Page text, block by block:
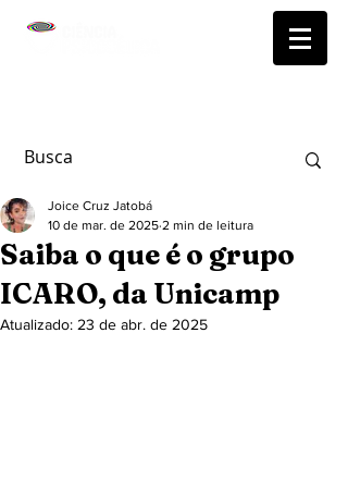
Saiba o que é o grupo
ICARO, da Unicamp
Joice Cruz Jatobá
10 de mar. de 2025 2 min de leitura
Atualizado: 23 de abr. de 2025